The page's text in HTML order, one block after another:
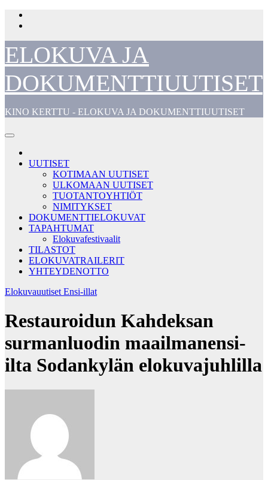
Skip
ELOKUVA JA
DOKUMENTTIUUTISET
KINO KERTTU - ELOKUVA JA DOKUMENTTIUUTISET
UUTISET
KOTIMAAN UUTISET
ULKOMAAN UUTISET
TUOTANTOYHTIÖT
NIMITYKSET
DOKUMENTTIELOKUVAT
TAPAHTUMAT
Elokuvafestivaalit
TILASTOT
ELOKUVATRAILERIT
YHTEYDENOTTO
Elokuvauutiset Ensi-illat
Restauroidun Kahdeksan
surmanluodin maailmanensi-
ilta Sodankylän elokuvajuhlilla